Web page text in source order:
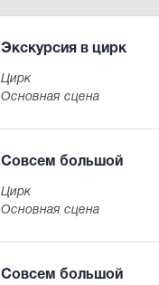
Экскурсия в цирк
Цирк
Основная сцена
Совсем большой
Цирк
Основная сцена
Совсем большой